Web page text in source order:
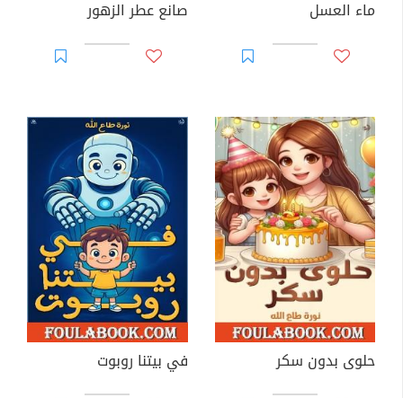
ماء العسل صانع عطر الزهور
حلوى بدون سكر في بيتنا روبوت